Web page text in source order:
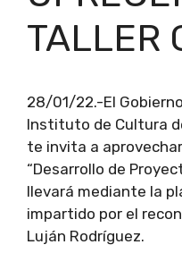
TALLER
28/01/22.-El
Instituto de Cultura
te invita a
“Desarrollo de
llevará mediante la
impartido por el
Luján Rodríguez.